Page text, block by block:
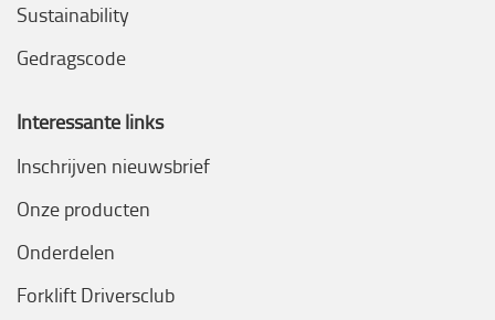
Sustainability
Gedragscode
Interessante links
Inschrijven nieuwsbrief
Onze producten
Onderdelen
Forklift Driversclub